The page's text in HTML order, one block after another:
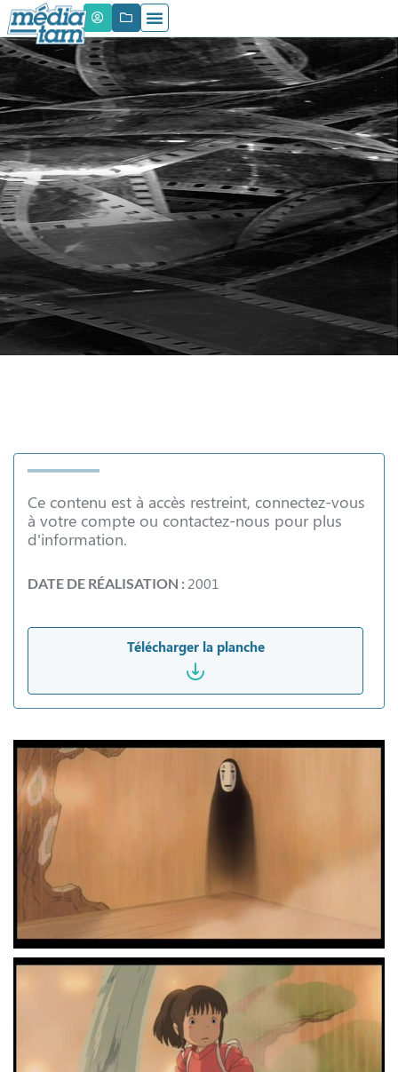
Ce contenu est à accès restreint, connectez-vous
à votre compte ou contactez-nous pour plus
d'information.
DATE DE RÉALISATION :2001
Télécharger la planche